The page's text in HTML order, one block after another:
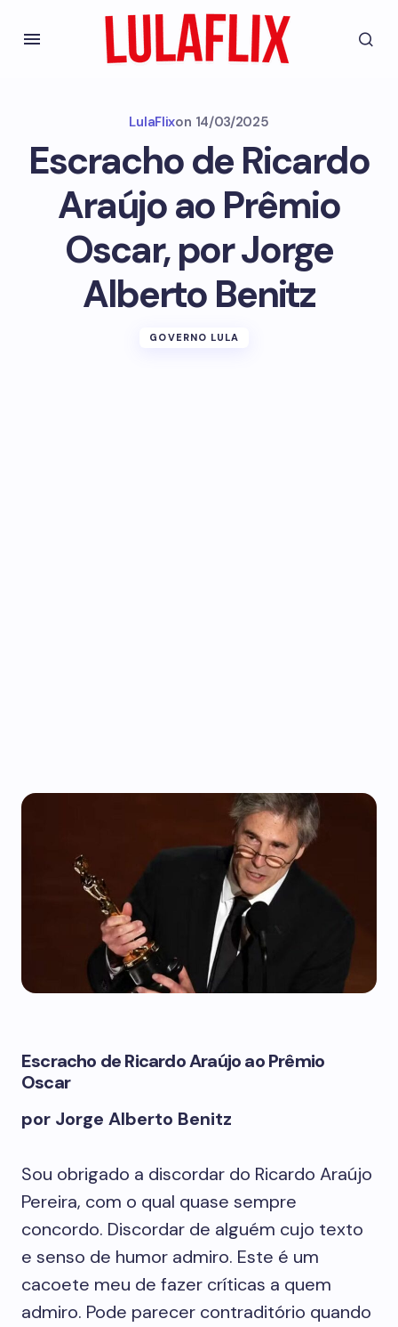
LulaFlixon 14/03/2025
Escracho de Ricardo
Araújo ao Prêmio
Oscar, por Jorge
Alberto Benitz
GOVERNO LULA
Escracho de Ricardo Araújo ao Prêmio
Oscar
por Jorge Alberto Benitz
Sou obrigado a discordar do Ricardo Araújo
Pereira, com o qual quase sempre
concordo. Discordar de alguém cujo texto
e senso de humor admiro. Este é um
cacoete meu de fazer críticas a quem
admiro. Pode parecer contraditório quando